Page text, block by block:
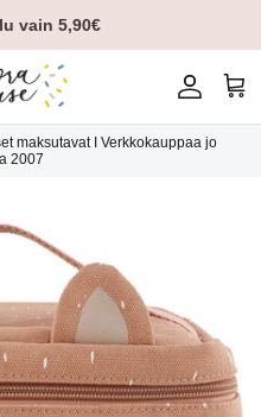
vain 5,90€
Tili
maksutavat I Verkkokauppaa jo
2007